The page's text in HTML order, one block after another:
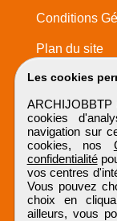
Les cookies
ARCHIJOBBTP
cookies
navigation sur
cookies, nos
confidentialité
vos centres
Vous pouvez
choix en
ailleurs, vous
Conditions
Plan du site